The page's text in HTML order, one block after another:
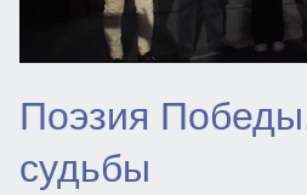
Поэзия
судьбы